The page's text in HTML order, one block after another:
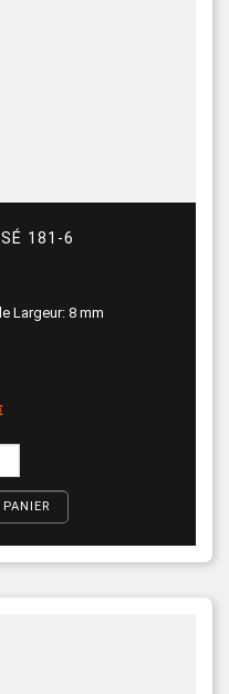
181-6
Largeur: 8 mm